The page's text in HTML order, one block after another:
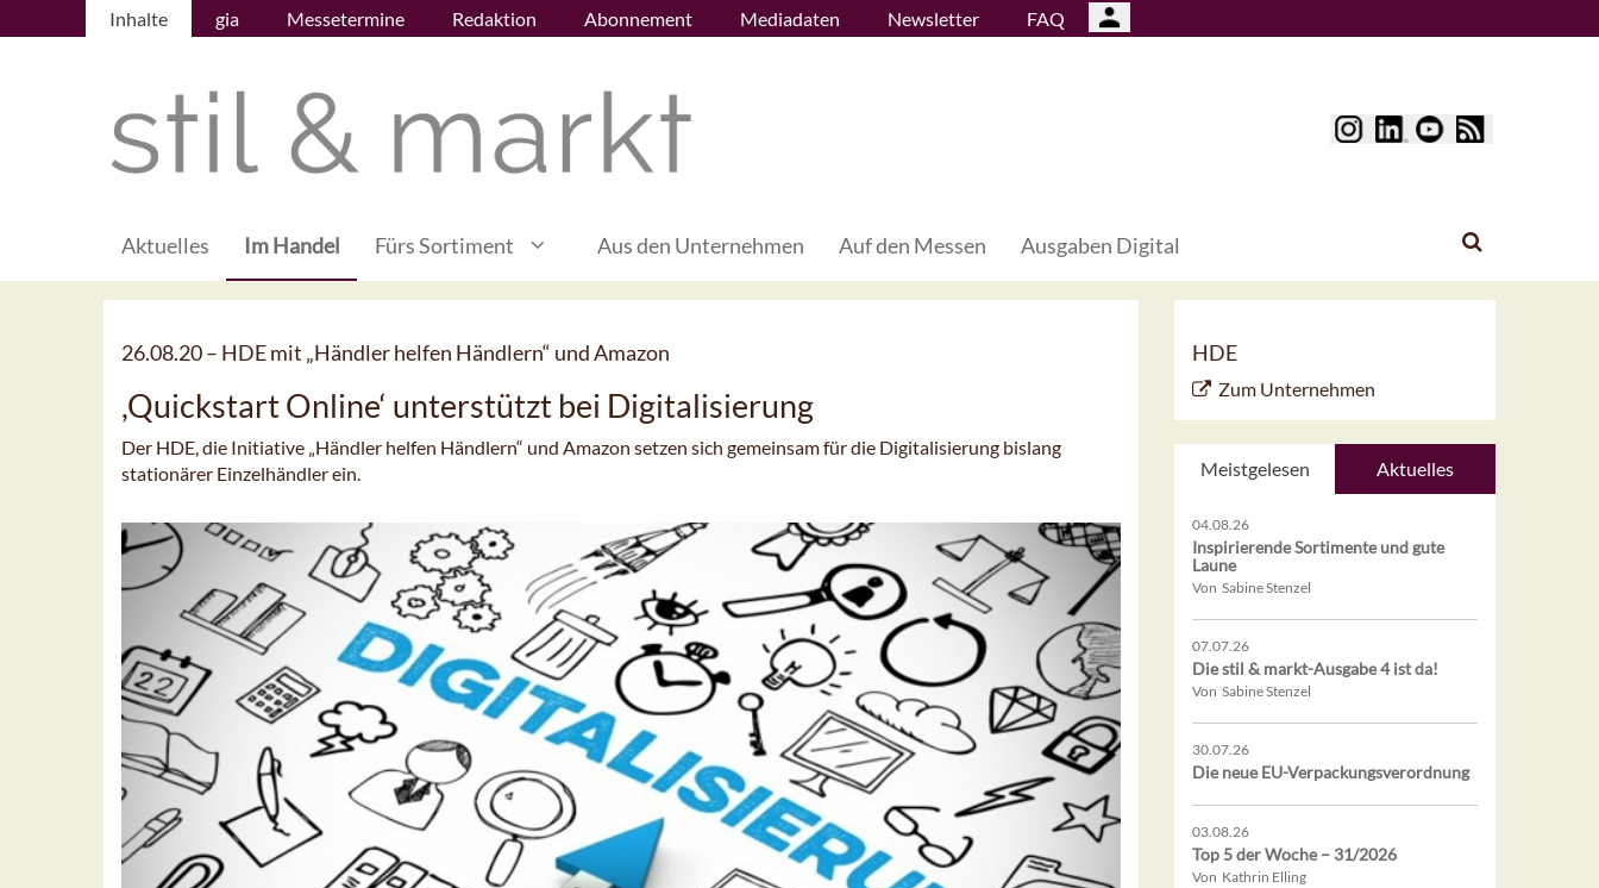
Inhalte gia Messetermine Redaktion Abonnement Mediadaten Newsletter FAQ
Aktuelles Im Handel Fürs Sortiment Aus den Unternehmen Auf den Messen Ausgaben Digital
26.08.20 – HDE mit „Händler helfen Händlern“ und Amazon
,Quickstart Online‘ unterstützt bei Digitalisierung
Der HDE, die Initiative „Händler helfen Händlern“ und Amazon setzen sich gemeinsam für die Digitalisierung bislang
stationärer Einzelhändler ein.
HDE
Zum Unternehmen
Meistgelesen Aktuelles
04.08.26
Inspirierende Sortimente und gute
Laune
Von Sabine Stenzel
07.07.26
Die stil & markt-Ausgabe 4 ist da!
Von Sabine Stenzel
30.07.26
Die neue EU-Verpackungsverordnung
03.08.26
Top 5 der Woche – 31/2026
Von Kathrin Elling